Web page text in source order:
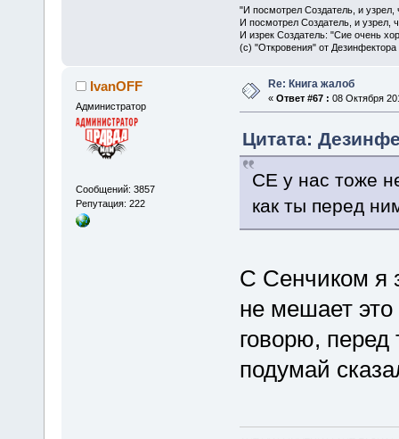
"И посмотрел Создатель, и
И посмотрел Создатель, и узрел,
И изрек Создатель: "Сие очень
(с) "Откровения" от Дезинфектора
IvanOFF
Администратор
Сообщений: 3857
Репутация: 222
Re: Книга жалоб
« Ответ #67 : 08 Октября
Цитата:
СЕ у нас тоже
как ты перед
С Сенчиком я
не мешает
говорю, перед
подумай